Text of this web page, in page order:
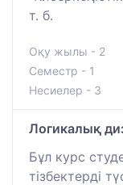
т. б.
Оқу жылы - 2
Семестр - 1
Несиелер - 3
Логикалық
Бұл курс
тізбектерді